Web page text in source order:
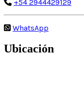
+54 2944429129
WhatsApp
Ubicación